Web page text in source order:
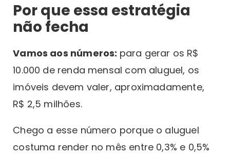
Por que essa estratégia
não fecha
Vamos aos números: para gerar os R$
10.000 de renda mensal com aluguel, os
imóveis devem valer, aproximadamente,
R$ 2,5 milhões.
Chego a esse número porque o aluguel
costuma render no mês entre 0,3% e 0,5%